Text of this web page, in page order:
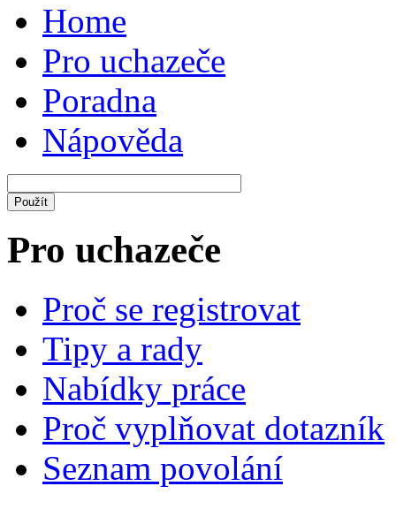
Home
Pro uchazeče
Poradna
Nápověda
Pro uchazeče
Proč se registrovat
Tipy a rady
Nabídky práce
Proč vyplňovat dotazník
Seznam povolání